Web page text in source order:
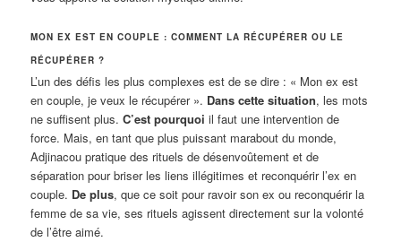
MON EX EST EN COUPLE : COMMENT LA RÉCUPÉRER OU LE
RÉCUPÉRER ?
L’un des défis les plus complexes est de se dire : « Mon ex est
en couple, je veux le récupérer ». Dans cette situation, les mots
ne suffisent plus.C’est pourquoi il faut une intervention de
force. Mais, en tant que plus puissant marabout du monde,
Adjinacou pratique des rituels de désenvoûtement et de
séparation pour briser les liens illégitimes et reconquérir l’ex en
couple. De plus, que ce soit pour ravoir son ex ou reconquérir la
femme de sa vie, ses rituels agissent directement sur la volonté
de l’être aimé.